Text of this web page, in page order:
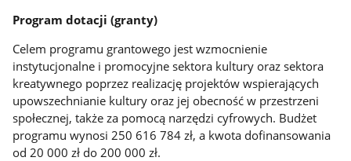
Program dotacji (granty)
Celem programu grantowego jest wzmocnienie
instytucjonalne i promocyjne sektora kultury oraz sektora
kreatywnego poprzez realizację projektów wspierających
upowszechnianie kultury oraz jej obecność w przestrzeni
społecznej, także za pomocą narzędzi cyfrowych. Budżet
programu wynosi 250 616 784 zł, a kwota dofinansowania
od 20 000 zł do 200 000 zł.